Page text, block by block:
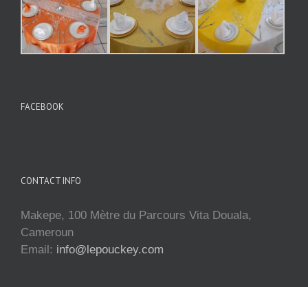
FACEBOOK
CONTACT INFO
Makepe, 100 Mètre du Parcours Vita Douala,
Cameroun
Email: info@lepouckey.com